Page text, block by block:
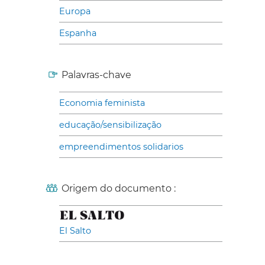
Europa
Espanha
Palavras-chave
Economia feminista
educação/sensibilização
empreendimentos solidarios
Origem do documento :
El Salto